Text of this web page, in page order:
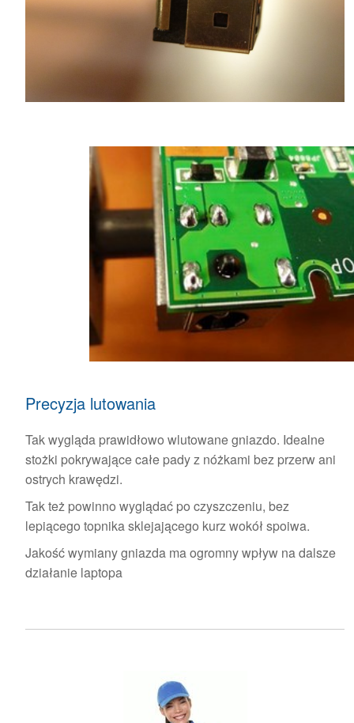
Precyzja lutowania
Tak wygląda prawidłowo wlutowane gniazdo. Idealne
stożki pokrywające całe pady z nóżkami bez przerw ani
ostrych krawędzi.
Tak też powinno wyglądać po czyszczeniu, bez
lepiącego topnika sklejającego kurz wokół spoiwa.
Jakość wymiany gniazda ma ogromny wpływ na dalsze
działanie laptopa